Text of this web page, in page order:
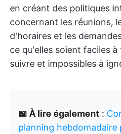
en créant des politiques
concernant les réunions,
d'horaires et les
ce qu'elles soient faciles
suivre et impossibles à
📖 À lire également :
planning hebdomadaire